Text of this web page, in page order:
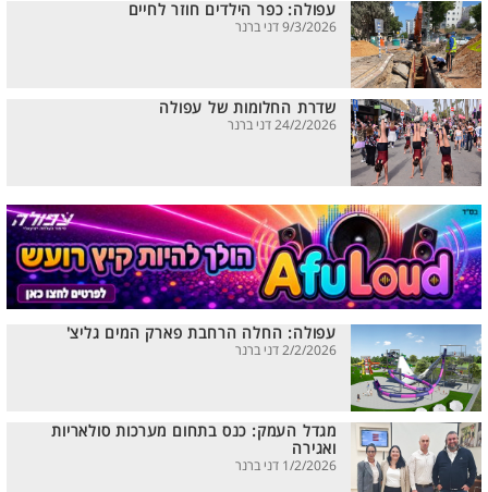
עפולה: כפר הילדים חוזר לחיים
9/3/2026 דני ברנר
שדרת החלומות של עפולה
24/2/2026 דני ברנר
עפולה: החלה הרחבת פארק המים גליצ'
2/2/2026 דני ברנר
מגדל העמק: כנס בתחום מערכות סולאריות
ואגירה
1/2/2026 דני ברנר